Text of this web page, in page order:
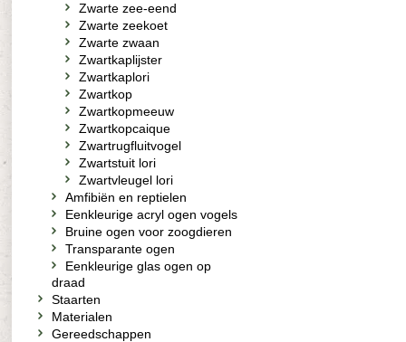
Zwarte zee-eend
Zwarte zeekoet
Zwarte zwaan
Zwartkaplijster
Zwartkaplori
Zwartkop
Zwartkopmeeuw
Zwartkopcaique
Zwartrugfluitvogel
Zwartstuit lori
Zwartvleugel lori
Amfibiën en reptielen
Eenkleurige acryl ogen vogels
Bruine ogen voor zoogdieren
Transparante ogen
Eenkleurige glas ogen op
draad
Staarten
Materialen
Gereedschappen